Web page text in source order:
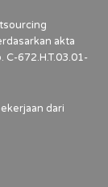
akta
C-672.H.T.03.01-
dari